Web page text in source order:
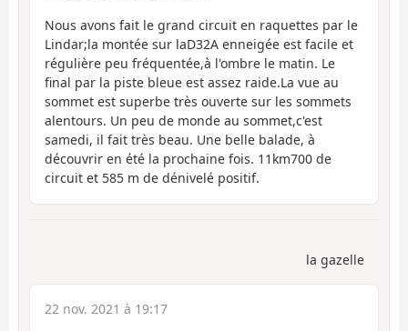
Nous avons fait le grand circuit en raquettes par le
Lindar;la montée sur laD32A enneigée est facile et
régulière peu fréquentée,à l'ombre le matin. Le
final par la piste bleue est assez raide.La vue au
sommet est superbe très ouverte sur les sommets
alentours. Un peu de monde au sommet,c'est
samedi, il fait très beau. Une belle balade, à
découvrir en été la prochaine fois. 11km700 de
circuit et 585 m de dénivelé positif.
la gazelle
22 nov. 2021 à 19:17